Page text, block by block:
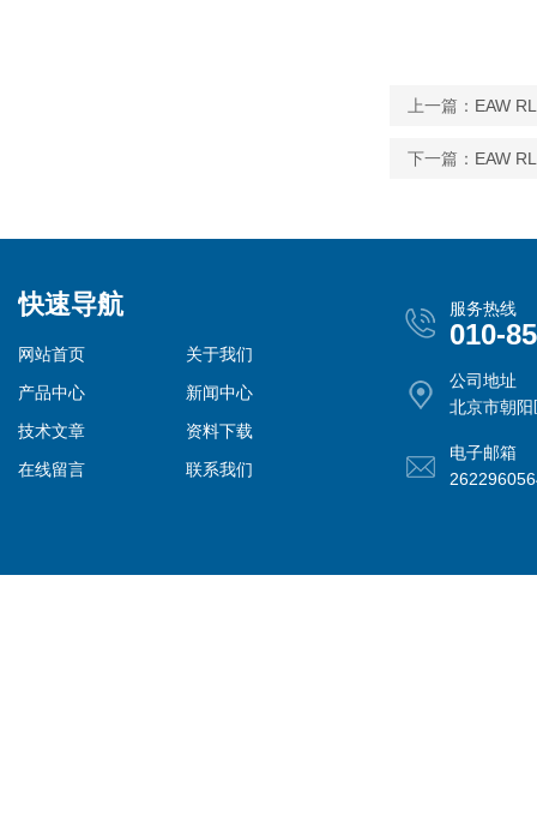
上一篇： EAW
下一篇： EAW
快速导航
网站首页
关于我们
产品中心
新闻中心
技术文章
资料下载
在线留言
联系我们
服务热线
010-
公司地址
北京市朝
电子邮箱